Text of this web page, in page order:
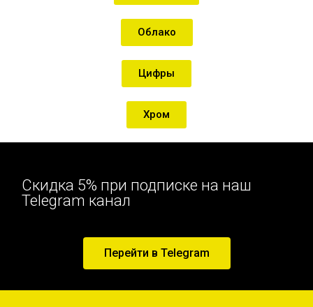
Облако
Цифры
Хром
Скидка 5% при подписке на наш
Telegram канал
Перейти в Telegram